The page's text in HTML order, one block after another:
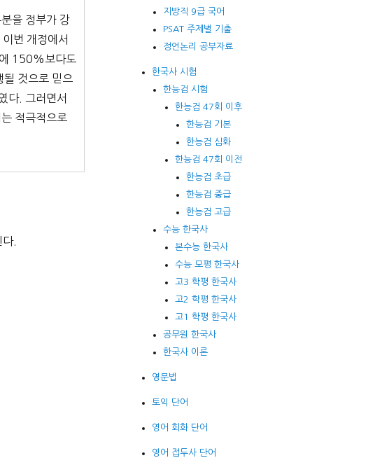
을 정부가 강
번 개정에서
150%보다도
것으로 믿으
다. 그러면서
적극적으로
.
지방직 9급 국어
PSAT 주제별 기출
정언논리 공부자료
한국사 시험
한능검 시험
한능검 47회 이후
한능검 기본
한능검 심화
한능검 47회 이전
한능검 초급
한능검 중급
한능검 고급
수능 한국사
본수능 한국사
수능 모평 한국사
고3 학평 한국사
고2 학평 한국사
고1 학평 한국사
공무원 한국사
한국사 이론
영문법
토익 단어
영어 회화 단어
영어 접두사 단어